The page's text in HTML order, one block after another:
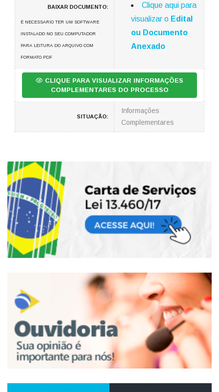
BAIXAR DOCUMENTO:
É NECESSARIO TER UM SOFTWARE
INSTALADO NO SEU COMPUTADOR
PARA LEITURA DO ARQUIVO COM
FORMATO PDF
Clique aqui para
visualizar o Edital
ou Documento
Anexado
CLIQUE PARA VISUALIZAR INFORMAÇÕES
COMPLEMENTARES DO PROCESSO
SITUAÇÃO:
Informações
Complementares